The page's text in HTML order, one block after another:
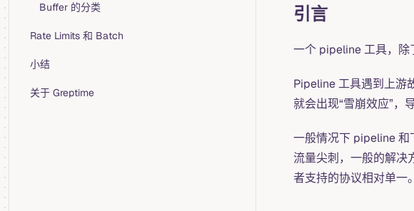
Buffer 的分类
Rate Limits 和 Batch
小结
关于 Greptime
引言
一个 pipeline 工具，除
Pipeline 工具遇到上游
就会出现“雪崩效应”，
一般情况下 pipeline 和
流量尖刺，一般的解决
者支持的协议相对单一。